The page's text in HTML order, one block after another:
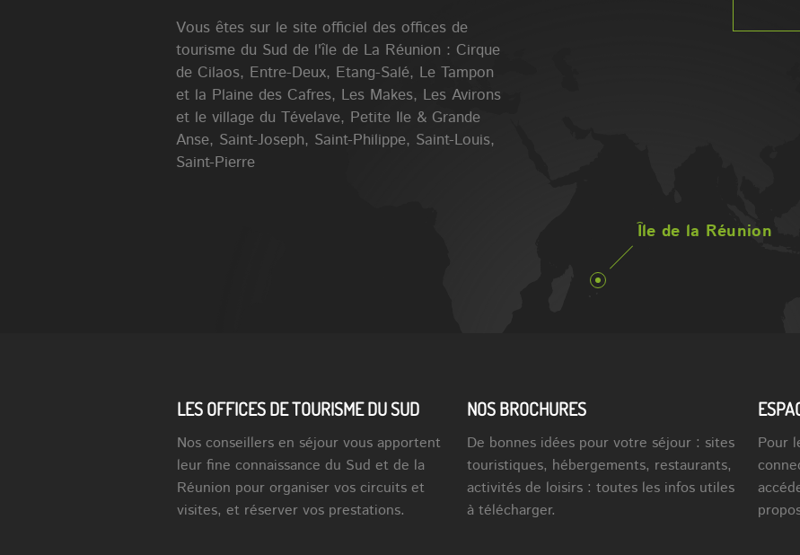
Île de la Réunion
Vous êtes sur le site officiel des offices de
tourisme du Sud de l'île de La Réunion : Cirque
de Cilaos, Entre-Deux, Etang-Salé, Le Tampon
et la Plaine des Cafres, Les Makes, Les Avirons
et le village du Tévelave, Petite Ile & Grande
Anse, Saint-Joseph, Saint-Philippe, Saint-Louis,
Saint-Pierre
LES OFFICES DE TOURISME DU SUD
Nos conseillers en séjour vous apportent
leur fine connaissance du Sud et de la
Réunion pour organiser vos circuits et
visites, et réserver vos prestations.
NOS BROCHURES
De bonnes idées pour votre séjour : sites
touristiques, hébergements, restaurants,
activités de loisirs : toutes les infos utiles
à télécharger.
Pour